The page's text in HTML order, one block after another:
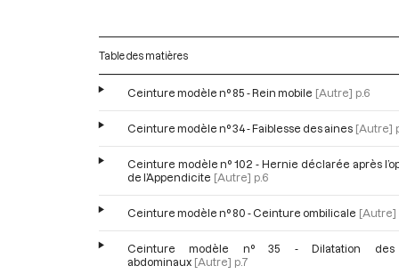
Table des matières
Ceinture modèle n° 85 - Rein mobile [Autre] p.6
Ceinture modèle n° 34 - Faiblesse des aines [Autre]
Ceinture modèle n° 102 - Hernie déclarée après
de l’Appendicite [Autre] p.6
Ceinture modèle n° 80 - Ceinture ombilicale [Autre]
Ceinture modèle n° 35 - Dilatation des
abdominaux [Autre] p.7